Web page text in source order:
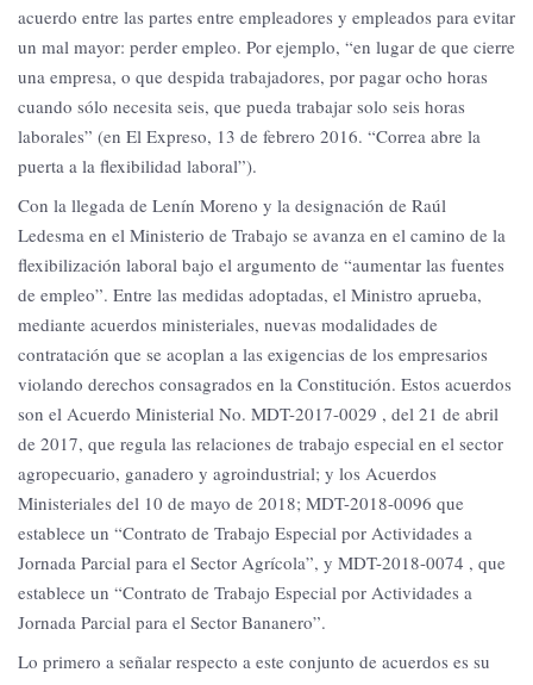
acuerdo entre las partes entre empleadores y empleados para evitar
un mal mayor: perder empleo. Por ejemplo, “en lugar de que cierre
una empresa, o que despida trabajadores, por pagar ocho horas
cuando sólo necesita seis, que pueda trabajar solo seis horas
laborales” (en El Expreso, 13 de febrero 2016. “Correa abre la
puerta a la flexibilidad laboral”).
Con la llegada de Lenín Moreno y la designación de Raúl
Ledesma en el Ministerio de Trabajo se avanza en el camino de la
flexibilización laboral bajo el argumento de “aumentar las fuentes
de empleo”. Entre las medidas adoptadas, el Ministro aprueba,
mediante acuerdos ministeriales, nuevas modalidades de
contratación que se acoplan a las exigencias de los empresarios
violando derechos consagrados en la Constitución. Estos acuerdos
son el Acuerdo Ministerial No. MDT-2017-0029 , del 21 de abril
de 2017, que regula las relaciones de trabajo especial en el sector
agropecuario, ganadero y agroindustrial; y los Acuerdos
Ministeriales del 10 de mayo de 2018; MDT-2018-0096 que
establece un “Contrato de Trabajo Especial por Actividades a
Jornada Parcial para el Sector Agrícola”, y MDT-2018-0074 , que
establece un “Contrato de Trabajo Especial por Actividades a
Jornada Parcial para el Sector Bananero”.
Lo primero a señalar respecto a este conjunto de acuerdos es su